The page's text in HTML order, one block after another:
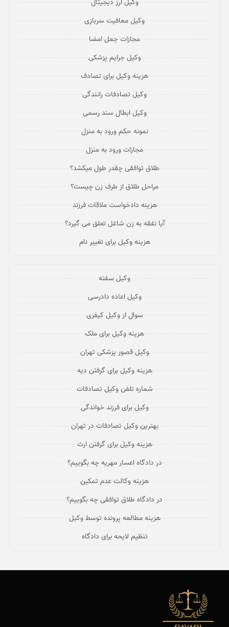
وکیل معافیت سربازی
مجازات جعل امضا
وکیل جرایم پزشکی
هزینه وکیل برای تصادف
وکیل تصادفات رانندگی
وکیل ابطال سند رسمی
نمونه حکم ورود به منزل
مجازات ورود به منزل
طلاق توافقی چقدر طول میکشد؟
مراحل طلاق از طرف زن چیست؟
هزینه دادخواست ملاقات فرزند
آیا نفقه به زن شاغل تعلق می گیرد؟
هزینه وکیل برای تغییر نام
وکیل سفته
وکیل اعاده دادرسی
سوال از وکیل کیفری
هزینه وکیل برای ملک
وکیل قصور پزشکی تهران
هزینه وکیل برای گرفتن دیه
شماره تلفن وکیل تصادفات
وکیل برای فرزند خواندگی
بهترین وکیل تصادفات در تهران
هزینه وکیل برای گرفتن ارث
در دادگاه اعسار مهریه چه بگوییم؟
هزینه وکالت عدم تمکین
در دادگاه طلاق توافقی چه بگوییم؟
هزینه مطالعه پرونده توسط وکیل
تنظیم لایحه برای دادگاه